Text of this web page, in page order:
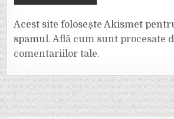
Acest site folosește Akismet
spamul.Află cum sunt procesate
comentariilor tale.